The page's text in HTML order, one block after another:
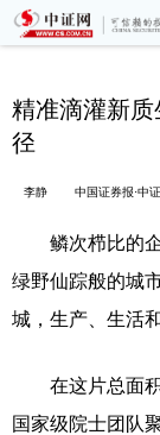
精准滴灌新
径
李静 中国证券报·中
鳞次栉比的企
绿野仙踪般的城
城，生产、生活
在这片总面积
国家级院士团队